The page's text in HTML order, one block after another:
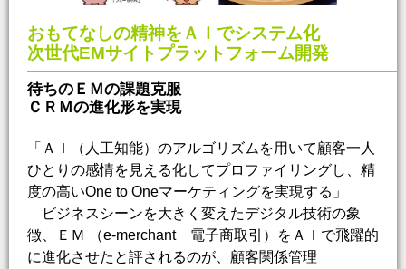
おもてなしの精神をＡＩでシステム化
次世代EMサイトプラットフォーム開発
待ちのＥＭの課題克服
ＣＲＭの進化形を実現
「ＡＩ（人工知能）のアルゴリズムを用いて顧客一人
ひとりの感情を見える化してプロファイリングし、精
度の高いOne to Oneマーケティングを実現する」
ビジネスシーンを大きく変えたデジタル技術の象
徴、ＥＭ （e-merchant 電子商取引）をＡＩで飛躍的
に進化させたと評されるのが、顧客関係管理